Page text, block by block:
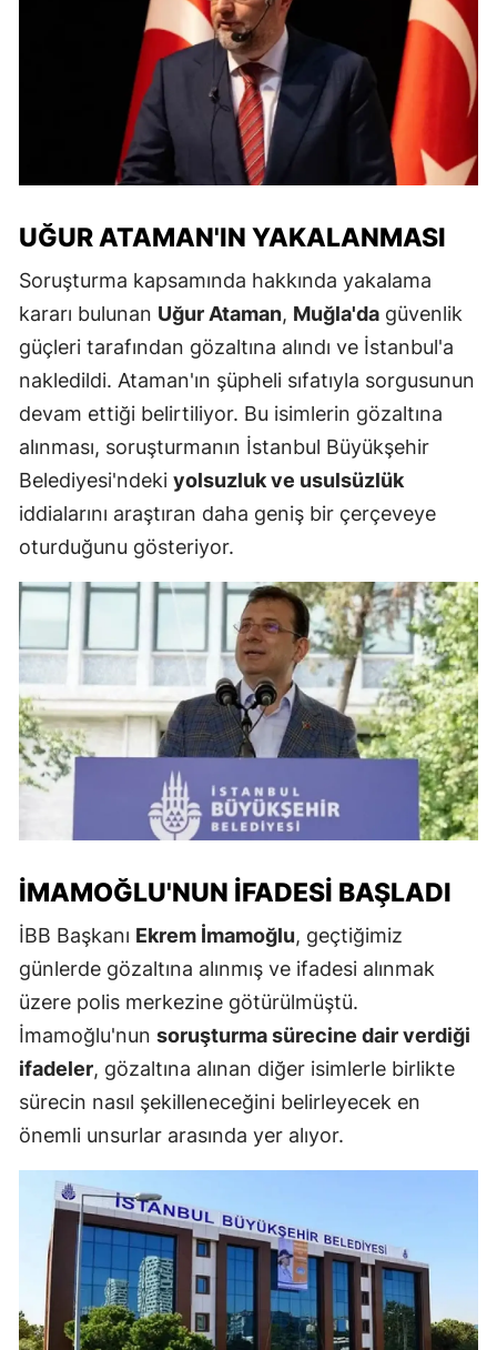
UĞUR ATAMAN'IN YAKALANMASI
Soruşturma kapsamında hakkında yakalama
kararı bulunan Uğur Ataman, Muğla'da güvenlik
güçleri tarafından gözaltına alındı ve İstanbul'a
nakledildi. Ataman'ın şüpheli sıfatıyla sorgusunun
devam ettiği belirtiliyor. Bu isimlerin gözaltına
alınması, soruşturmanın İstanbul Büyükşehir
Belediyesi'ndeki yolsuzluk ve usulsüzlük
iddialarını araştıran daha geniş bir çerçeveye
oturduğunu gösteriyor.
İMAMOĞLU'NUN İFADESI BAŞLADI
İBB Başkanı Ekrem İmamoğlu, geçtiğimiz
günlerde gözaltına alınmış ve ifadesi alınmak
üzere polis merkezine götürülmüştü.
İmamoğlu'nun soruşturma sürecine dair verdiği
ifadeler, gözaltına alınan diğer isimlerle birlikte
sürecin nasıl şekilleneceğini belirleyecek en
önemli unsurlar arasında yer alıyor.